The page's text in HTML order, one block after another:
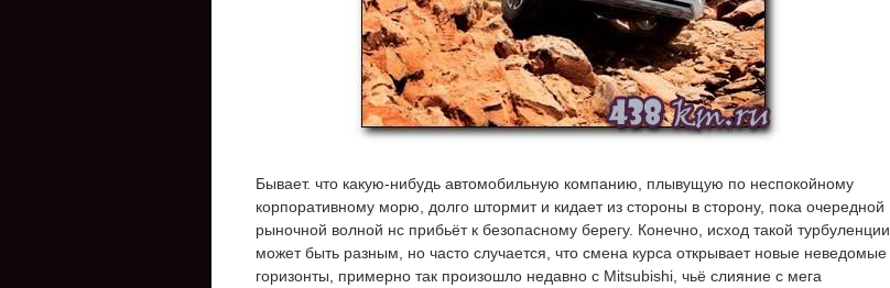
Бывает. что какую-нибудь автомобильную компанию, плывущую по неспокойному
корпоративному морю, долго штормит и кидает из стороны в сторону, пока очередной
рыночной волной нс прибьёт к безопасному берегу. Конечно, исход такой турбуленции
может быть разным, но часто случается, что смена курса открывает новые неведомые
горизонты, примерно так произошло недавно с Mitsubishi, чьё слияние с мега